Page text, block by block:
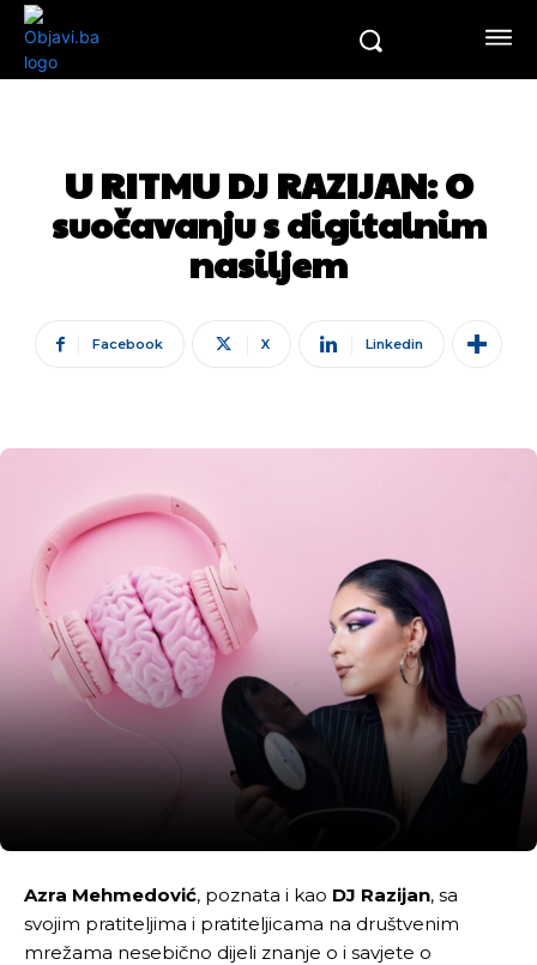
U RITMU DJ RAZIJAN: O
suočavanju s digitalnim
nasiljem
Facebook X Linkedin
Azra Mehmedović, poznata i kao DJ Razijan, sa
svojim pratiteljima i pratiteljicama na društvenim
mrežama nesebično dijeli znanje o i savjete o